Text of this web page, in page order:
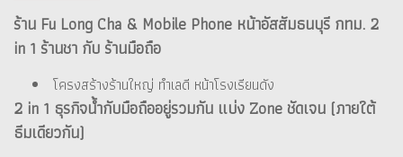
ร้าน Fu Long Cha & Mobile Phone หน้าอัสสัมธนบุรี กทม. 2
in 1 ร้านชา กับ ร้านมือถือ
โครงสร้างร้านใหญ่ ทำเลดี หน้าโรงเรียนดัง
2 in 1 ธุรกิจน้ำกับมือถืออยู่รวมกัน แบ่ง Zone ชัดเจน (ภายใต้
ธีมเดียวกัน)